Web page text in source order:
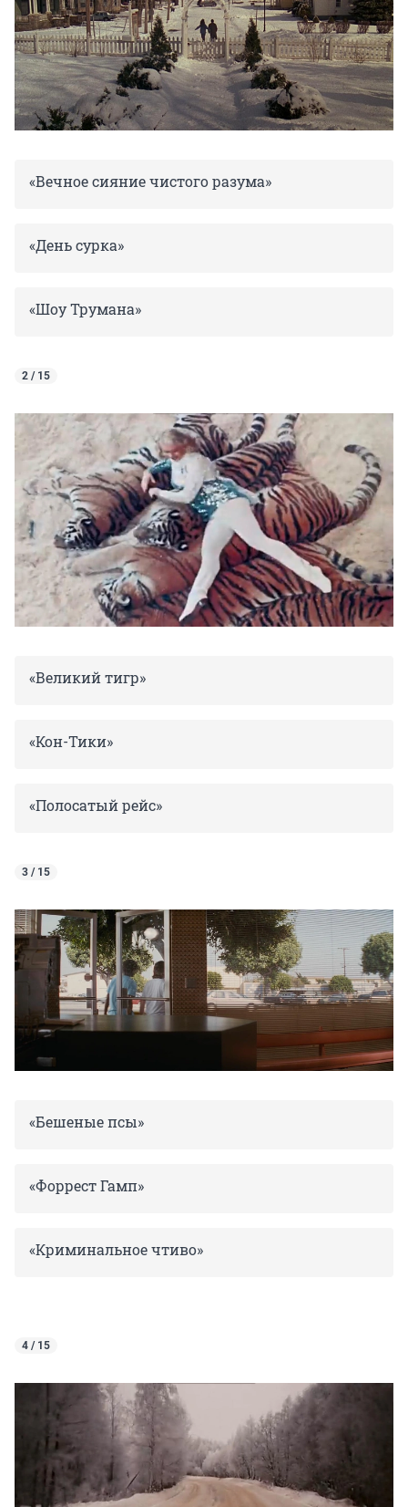
«Вечное сияние чистого разума»
«День сурка»
«Шоу Трумана»
2 / 15
«Великий тигр»
«Кон-Тики»
«Полосатый рейс»
3 / 15
«Бешеные псы»
«Форрест Гамп»
«Криминальное чтиво»
4 / 15